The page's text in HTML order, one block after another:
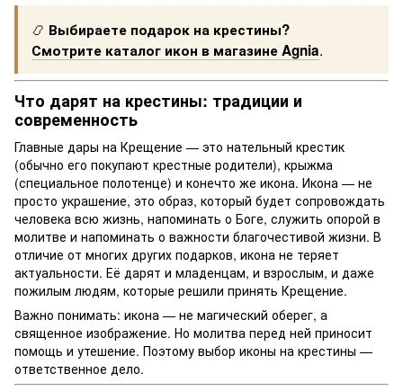
📿 Выбираете подарок на крестины?
Смотрите каталог икон в магазине Agnia.
Что дарят на крестины: традиции и
современность
Главные дары на Крещение — это нательный крестик
(обычно его покупают крестные родители), крыжма
(специальное полотенце) и конечто же икона. Икона — не
просто украшение, это образ, который будет сопровождать
человека всю жизнь, напоминать о Боге, служить опорой в
молитве и напоминать о важности благочестивой жизни. В
отличие от многих других подарков, икона не теряет
актуальности. Её дарят и младенцам, и взрослым, и даже
пожилым людям, которые решили принять Крещение.
Важно понимать: икона — не магический оберег, а
священное изображение. Но молитва перед ней приносит
помощь и утешение. Поэтому выбор иконы на крестины —
ответственное дело.